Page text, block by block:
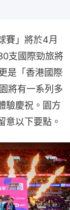
賽」將於4月
支國際勁旅將
是「香港國際
將有一系列多
驗慶祝。園方
意以下要點。